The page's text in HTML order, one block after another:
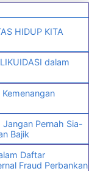
HIDUP KITA
dalam
Jangan Pernah Sia-
Bajik
Daftar
Fraud Perbankan